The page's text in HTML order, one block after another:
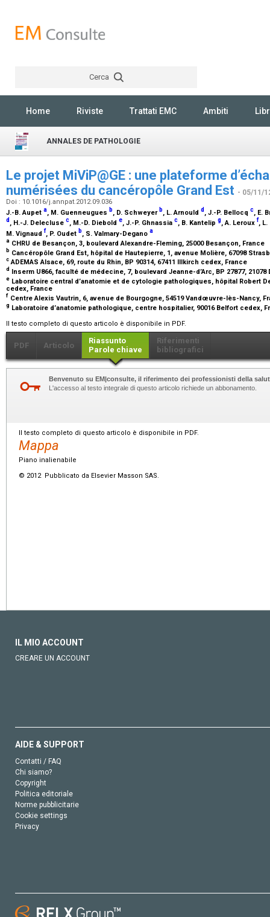
Cerca
Home Riviste Trattati EMC Ambiti
ANNALES DE PATHOLOGIE
Le projet MiViP@GE : une plateforme
numérisées du cancéropôle Grand Est - 05/11/
Doi : 10.1016/j.annpat.2012.09.036
J.-B. Aupet a, M. Guenneugues b, D. Schweyer b, L. Arnould d , J.-P. Bellocq c, E.
d , H.-J. Delecluse c, M.-D. Diebold e, J.-P. Ghnassia c, B. Kantelip g, A. Leroux f,
M. Vignaud f, P. Oudet b, S. Valmary-Degano a
a CHRU de Besançon, 3, boulevard Alexandre-Fleming, 25000 Besançon, France
b Cancéropôle Grand Est, hôpital de Hautepierre, 1, avenue Molière, 67098
c ADEMAS Alsace, 69, route du Rhin, BP 90314, 67411 Illkirch cedex, France
d Inserm U866, faculté de médecine, 7, boulevard Jeanne-d’Arc, BP 27877,
e Laboratoire central d’anatomie et de cytologie pathologiques, hôpital Robert
cedex, France
f Centre Alexis Vautrin, 6, avenue de Bourgogne, 54519 Vandœuvre-lès-Nancy,
g Laboratoire d’anatomie pathologique, centre hospitalier, 90016 Belfort cedex,
Il testo completo di questo articolo è disponibile in PDF.
PDF Articolo
Riassunto
Parole chiave
Riferimenti
bibliografici
Benvenuto su EM|consulte, il riferimento dei professionisti della
L'accesso al testo integrale di questo articolo richiede un abbonamento.
Il testo completo di questo articolo è disponibile in PDF.
Mappa
Piano inalienabile
© 2012 Pubblicato da Elsevier Masson SAS.
IL MIO ACCOUNT
CREARE UN ACCOUNT
AIDE & SUPPORT
Contatti / FAQ
Chi siamo?
Copyright
Politica editoriale
Norme pubblicitarie
Cookie settings
Privacy